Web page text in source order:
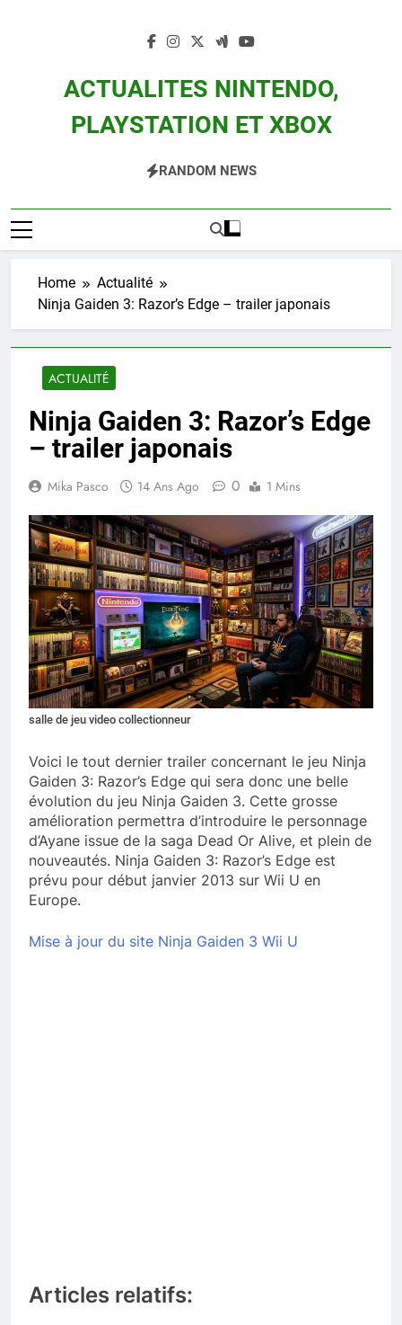
ACTUALITES NINTENDO,
PLAYSTATION ET XBOX
Zelda, Splatoon, Pokemon Entre Autres
RANDOM NEWS
Home
Actualité
Ninja Gaiden 3: Razor’s Edge – trailer japonais
ACTUALITÉ
Ninja Gaiden 3: Razor’s Edge
– trailer japonais
Mika Pasco 14 Ans Ago 0 1 Mins
salle de jeu video collectionneur
Voici le tout dernier trailer concernant le jeu Ninja
Gaiden 3: Razor’s Edge qui sera donc une belle
évolution du jeu Ninja Gaiden 3. Cette grosse
amélioration permettra d’introduire le personnage
d’Ayane issue de la saga Dead Or Alive, et plein de
nouveautés. Ninja Gaiden 3: Razor’s Edge est
prévu pour début janvier 2013 sur Wii U en
Europe.
Mise à jour du site Ninja Gaiden 3 Wii U
Articles relatifs: